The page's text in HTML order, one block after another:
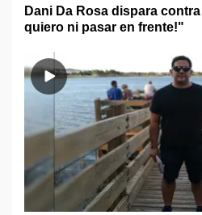
Dani Da Rosa dispara
quiero ni pasar en frente!"